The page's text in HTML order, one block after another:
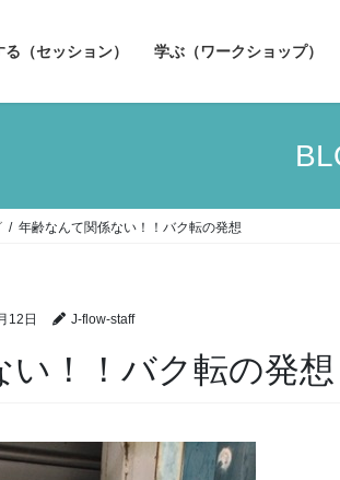
（セッション） 学ぶ（ワークショップ）
年齢なんて関係ない！！バク転の発想
12日 J-flow-staff
！！バク転の発想